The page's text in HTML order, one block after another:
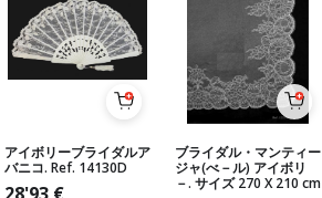
アイボリーブライダルア
バニコ. Ref. 14130D
ブライダル・マンティー
ジャ(べ－ル) アイボリ
－. サイズ 270 X 210 cm